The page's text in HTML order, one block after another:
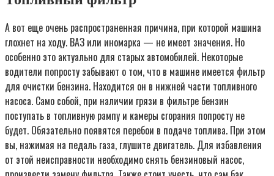
А вот еще очень распространенная причина, при которой машина
глохнет на ходу. ВАЗ или иномарка — не имеет значения. Но
особенно это актуально для старых автомобилей. Некоторые
водители попросту забывают о том, что в машине имеется фильтр
для очистки бензина. Находится он в нижней части топливного
насоса. Само собой, при наличии грязи в фильтре бензин
поступать в топливную рампу и камеры сгорания попросту не
будет. Обязательно появятся перебои в подаче топлива. При этом
вы, нажимая на педаль газа, глушите двигатель. Для избавления
от этой неисправности необходимо снять бензиновый насос,